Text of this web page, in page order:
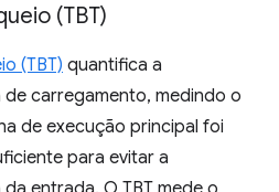
(TBT)
(TBT) quantifica a
carregamento, medindo o
de execução principal foi
para evitar a